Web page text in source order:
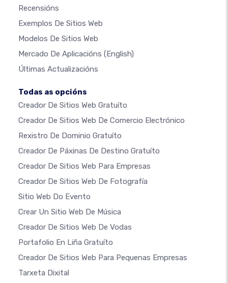
Recensións
Exemplos De Sitios Web
Modelos De Sitios Web
Mercado De Aplicacións (English)
Últimas Actualizacións
Todas as opcións
Creador De Sitios Web Gratuíto
Creador De Sitios Web De Comercio Electrónico
Rexistro De Dominio Gratuíto
Creador De Páxinas De Destino Gratuíto
Creador De Sitios Web Para Empresas
Creador De Sitios Web De Fotografía
Sitio Web Do Evento
Crear Un Sitio Web De Música
Creador De Sitios Web De Vodas
Portafolio En Liña Gratuíto
Creador De Sitios Web Para Pequenas Empresas
Tarxeta Dixital